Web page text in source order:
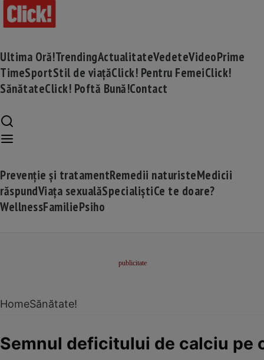
Ultima Oră!TrendingActualitateVedeteVideoPrime
TimeSportStil de viațăClick! Pentru FemeiClick!
SănătateClick! Poftă Bună!Contact
Prevenție și tratamentRemedii naturisteMedicii
răspundViața sexualăSpecialiștiCe te doare?
WellnessFamiliePsiho
HomeSănătate!
Semnul deficitului de calciu pe